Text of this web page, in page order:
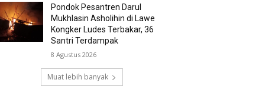
Pondok Pesantren Darul
Mukhlasin Asholihin di Lawe
Kongker Ludes Terbakar, 36
Santri Terdampak
8 Agustus 2026
Muat lebih banyak